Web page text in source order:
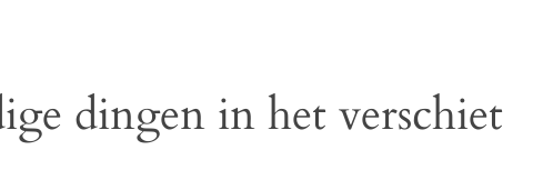
dingen in het verschiet